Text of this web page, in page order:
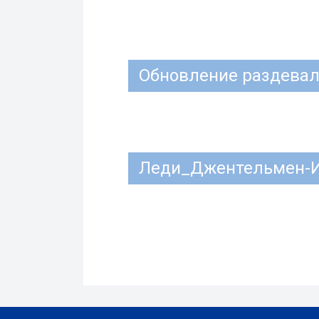
Обновление
Леди_Джентельмен-